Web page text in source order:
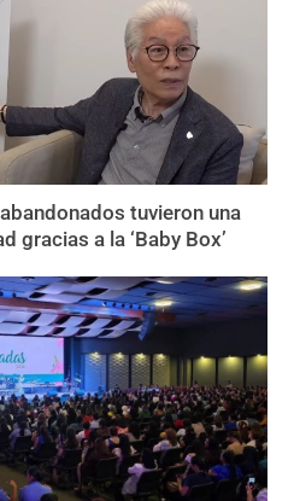
tuvieron una
gracias a la ‘Baby Box’